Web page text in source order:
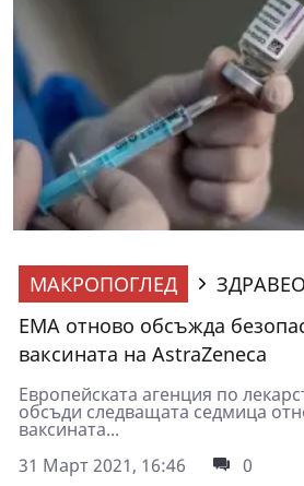
МАКРОПОГЛЕД
ЕМА отново обсъжда
ваксината на AstraZeneca
Европейската агенция по
обсъди следващата седмица
ваксината...
31 Март 2021, 16:46
0